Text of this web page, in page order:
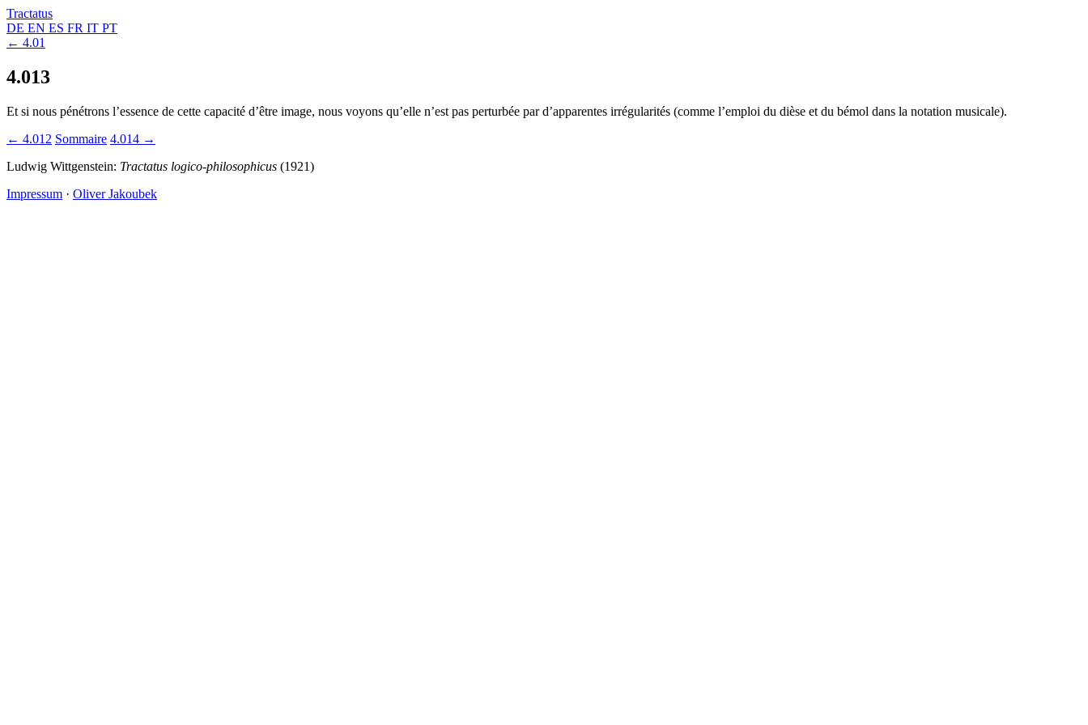
Tractatus
DE EN ES FR IT PT
← 4.01
4.013
Et si nous pénétrons l’essence de cette capacité d’être image, nous voyons qu’elle n’est pas perturbée par d’apparentes irrégularités (comme l’emploi du dièse et du bémol dans la notation musicale).
← 4.012 Sommaire 4.014 →
Ludwig Wittgenstein: Tractatus logico-philosophicus (1921)
Impressum · Oliver Jakoubek